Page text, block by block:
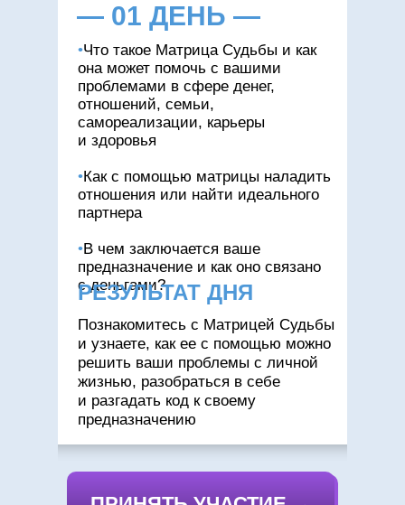
— 01 ДЕНЬ —
•Что такое Матрица Судьбы и как
она может помочь с вашими
проблемами в сфере денег,
отношений, семьи,
самореализации, карьеры
и здоровья
•Как с помощью матрицы наладить
отношения или найти идеального
партнера
•В чем заключается ваше
предназначение и как оно связано
с деньгами?
РЕЗУЛЬТАТ ДНЯ
Познакомитесь с Матрицей Судьбы
и узнаете, как ее с помощью можно
решить ваши проблемы с личной
жизнью, разобраться в себе
и разгадать код к своему
предназначению